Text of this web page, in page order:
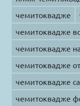
чемитоквадже
чемитоквадже
чемитоквадже
чемитоквадже
чемитоквадже
чемитоквадже